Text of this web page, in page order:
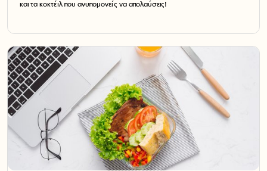
και τα κοκτέϊλ που ανυπομονείς να απολαύσεις!